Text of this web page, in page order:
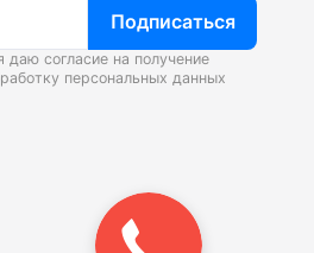
Подписаться
даю согласие на получение
персональных данных
Закажите